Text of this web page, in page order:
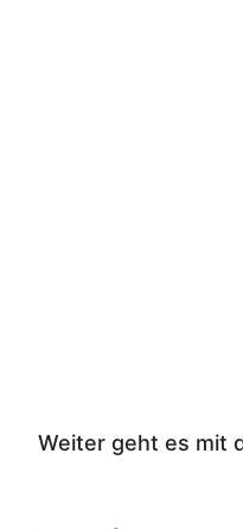
Weiter geht es mit